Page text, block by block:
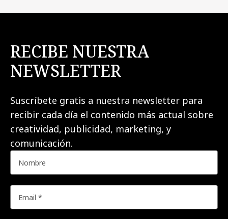
RECIBE NUESTRA
NEWSLETTER
Suscríbete gratis a nuestra newsletter para
recibir cada día el contenido más actual sobre
creatividad, publicidad, marketing, y
comunicación.